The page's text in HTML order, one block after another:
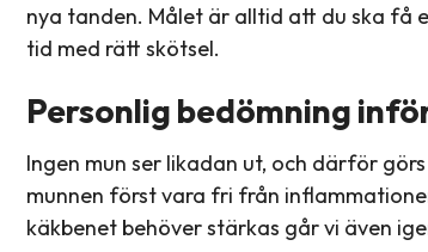
nya tanden. Målet är alltid att du ska få
tid med rätt skötsel.
Personlig bedömning
Ingen mun ser likadan ut, och därför
munnen först vara fri från
käkbenet behöver stärkas går vi även